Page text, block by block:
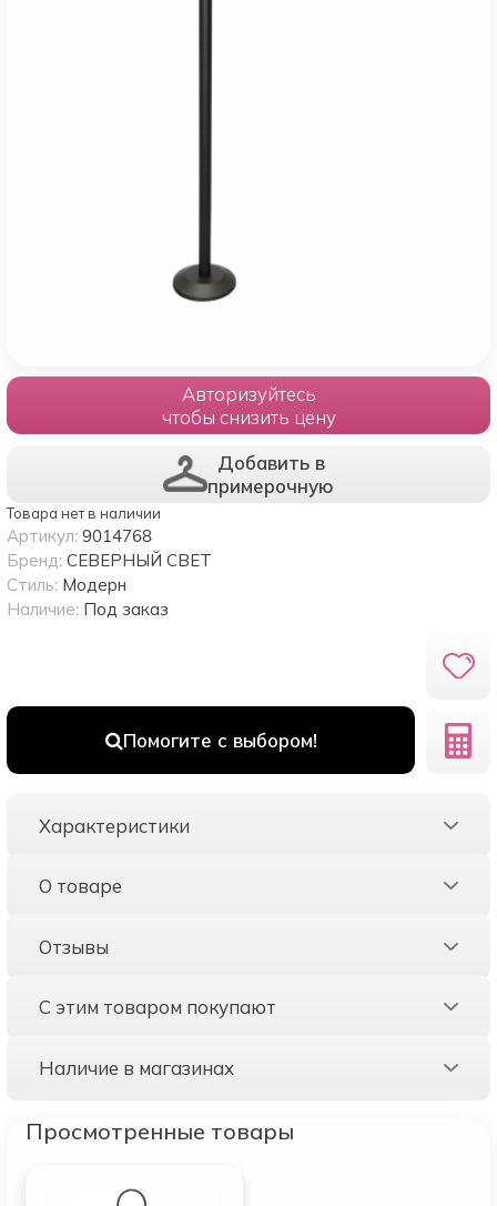
Авторизуйтесь
чтобы снизить цену
Добавить в
примерочную
Товара нет в наличии
Помогите с выбором!
Артикул: 9014768
Бренд: СЕВЕРНЫЙ СВЕТ
Стиль: Модерн
Наличие: Под заказ
Характеристики
О товаре
Отзывы
С этим товаром покупают
Наличие в магазинах
Просмотренные товары